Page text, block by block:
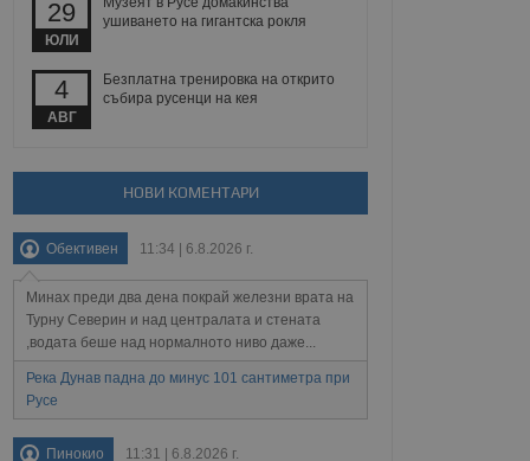
29
ЮЛИ
ушиването на гигантска рокля
4
АВГ
Безплатна тренировка на открито
събира русенци на кея
НОВИ КОМЕНТАРИ
Обективен 11:34 | 6.8.2026 г.
Минах преди два дена покрай железни врата на
Турну Северин и над централата и стената
,водата беше над нормалното ниво даже...
Река Дунав падна до минус 101 сантиметра при
Русе
Пинокио 11:31 | 6.8.2026 г.
поведение и
на сайта. Тя
с
на
на сайта.
взаимодействия
и потребителския
събиране на данни
за
се
на тестване.
данни,
на посещенията,
били заредени.
опит.
на прегледи на
на
тя може
новата или
на сайта. Тя
която е
в целия
на социалните
Описание